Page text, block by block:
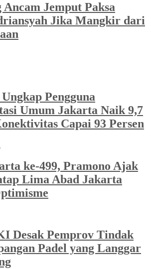
Ancam Jemput Paksa
Jika Mangkir dari
Pengguna
Umum Jakarta Naik 9,7
Capai 93 Persen
ke-499, Pramono Ajak
Lima Abad Jakarta
Desak Pemprov Tindak
Padel yang Langgar